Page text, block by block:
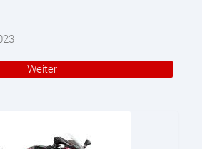
Weiter